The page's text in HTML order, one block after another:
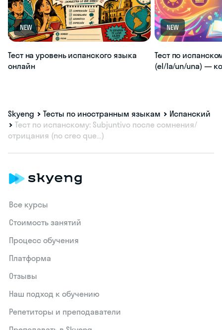
NEW
Тест на уровень испанского языка
онлайн
NEW
Тест по
(el/la/un/una) —
Skyeng Тесты по иностранным языкам
Испанский
Тест по испанскому: Subjuntivo после сомнения/
отрицания (no creo que…)
Все курсы
Стоимость занятий
Процесс обучения
Платформа
Отзывы
Наш подход к обучению
Репетиторы и преподаватели